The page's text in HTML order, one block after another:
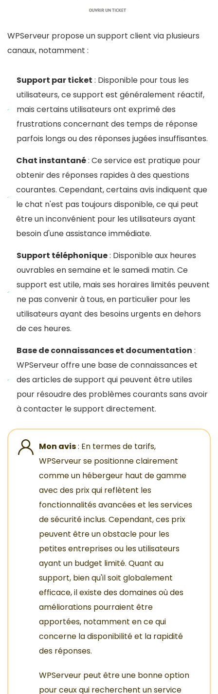
WPServeur propose un support client via plusieurs
canaux, notamment :
Support par ticket : Disponible pour tous les
utilisateurs, ce support est généralement réactif,
mais certains utilisateurs ont exprimé des
frustrations concernant des temps de réponse
parfois longs ou des réponses jugées insuffisantes.
Chat instantané: Ce service est pratique pour
obtenir des réponses rapides à des questions
courantes. Cependant, certains avis indiquent que
le chat n'est pas toujours disponible, ce qui peut
être un inconvénient pour les utilisateurs ayant
besoin d'une assistance immédiate.
Support téléphonique: Disponible aux heures
ouvrables en semaine et le samedi matin. Ce
support est utile, mais ses horaires limités peuvent
ne pas convenir à tous, en particulier pour les
utilisateurs ayant des besoins urgents en dehors
de ces heures.
Base de connaissances et documentation :
WPServeur offre une base de connaissances et
des articles de support qui peuvent être utiles
pour résoudre des problèmes courants sans avoir
à contacter le support directement.
Mon avis: En termes de tarifs,
WPServeur se positionne clairement
comme un hébergeur haut de gamme
avec des prix qui reflètent les
fonctionnalités avancées et les services
de sécurité inclus. Cependant, ces prix
peuvent être un obstacle pour les
petites entreprises ou les utilisateurs
ayant un budget limité. Quant au
support, bien qu'il soit globalement
efficace, il existe des domaines où des
améliorations pourraient être
apportées, notamment en ce qui
concerne la disponibilité et la rapidité
des réponses.
WPServeur peut être une bonne option
pour ceux qui recherchent un service